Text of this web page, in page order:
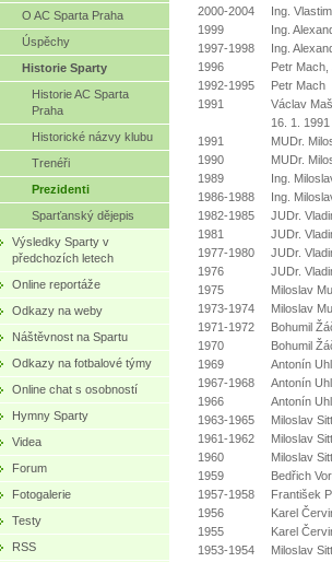
2000-2004
Ing.
1999
Ing.
1997-1998
Ing.
1996
Petr Mach,
1992-1995
Petr Mach
1991
Václav
16. 1.
1991
MUDr.
1990
MUDr.
1989
Ing.
1986-1988
Ing.
1982-1985
JUDr.
1981
JUDr.
1977-1980
JUDr.
1976
JUDr.
1975
Miloslav
1973-1974
Miloslav
1971-1972
Bohumil
1970
Bohumil
1969
Antonín
1967-1968
Antonín
1966
Antonín
1963-1965
Miloslav
1961-1962
Miloslav
1960
Miloslav
1959
Bedřich
1957-1958
František
1956
Karel
1955
Karel
1953-1954
Miloslav
O AC Sparta Praha
Úspěchy
Historie Sparty
Historie AC Sparta
Praha
Historické názvy klubu
Trenéři
Prezidenti
Sparťanský dějepis
Výsledky Sparty v
předchozích letech
Online reportáže
Odkazy na weby
Náštěvnost na Spartu
Odkazy na fotbalové týmy
Online chat s osobností
Hymny Sparty
Videa
Forum
Fotogalerie
Testy
RSS